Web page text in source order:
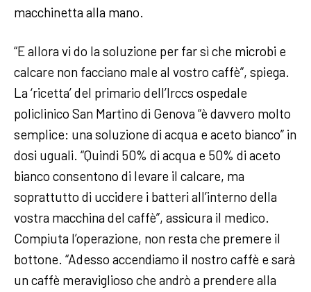
macchinetta alla mano.
“E allora vi do la soluzione per far sì che microbi e
calcare non facciano male al vostro caffè”, spiega.
La ‘ricetta’ del primario dell’Irccs ospedale
policlinico San Martino di Genova “è davvero molto
semplice: una soluzione di acqua e aceto bianco” in
dosi uguali. “Quindi 50% di acqua e 50% di aceto
bianco consentono di levare il calcare, ma
soprattutto di uccidere i batteri all’interno della
vostra macchina del caffè”, assicura il medico.
Compiuta l’operazione, non resta che premere il
bottone. “Adesso accendiamo il nostro caffè e sarà
un caffè meraviglioso che andrò a prendere alla